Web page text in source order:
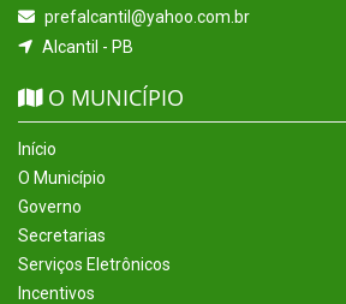
prefalcantil@yahoo.com.br
Alcantil - PB
O MUNICÍPIO
Início
O Município
Governo
Secretarias
Serviços Eletrônicos
Incentivos